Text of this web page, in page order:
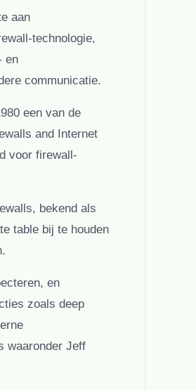
aan
technologie,
en
communicatie.
een van de
and Internet
voor firewall-
bekend als
table bij te houden
en
zoals deep
waaronder Jeff